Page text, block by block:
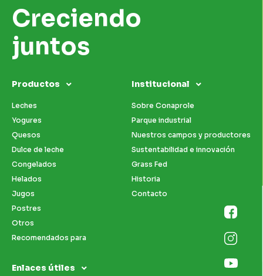
Creciendo
juntos
Productos
Leches
Yogures
Quesos
Dulce de leche
Congelados
Helados
Jugos
Postres
Otros
Recomendados para
Institucional
Sobre Conaprole
Parque industrial
Nuestros campos y productores
Sustentabilidad e innovación
Grass Fed
Historia
Contacto
Enlaces útiles